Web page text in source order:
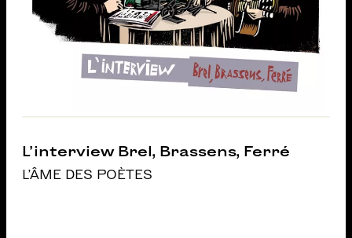
L’interview Brel, Brassens, Ferré
L'ÂME DES POÈTES